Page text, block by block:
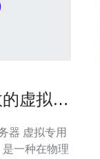
虚拟专
用
一种在物理